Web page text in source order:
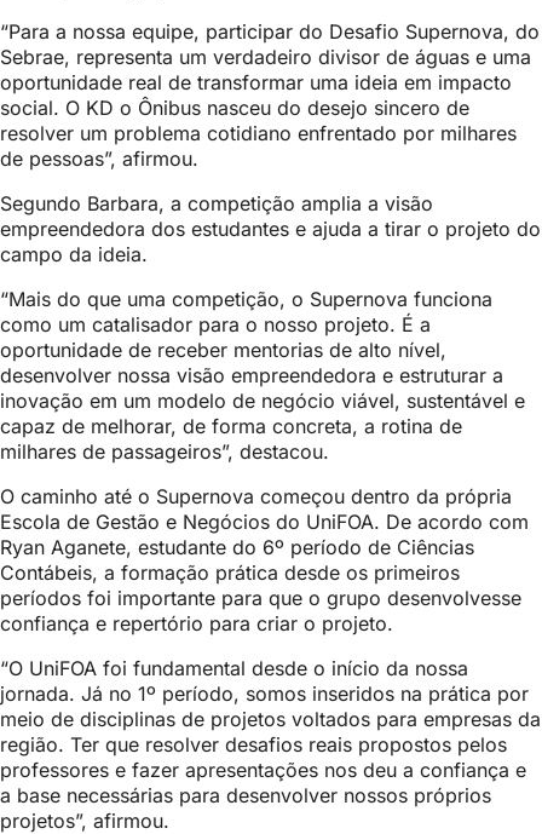
“Para a nossa equipe, participar do Desafio Supernova, do
Sebrae, representa um verdadeiro divisor de águas e uma
oportunidade real de transformar uma ideia em impacto
social. O KD o Ônibus nasceu do desejo sincero de
resolver um problema cotidiano enfrentado por milhares
de pessoas”, afirmou.
Segundo Barbara, a competição amplia a visão
empreendedora dos estudantes e ajuda a tirar o projeto do
campo da ideia.
“Mais do que uma competição, o Supernova funciona
como um catalisador para o nosso projeto. É a
oportunidade de receber mentorias de alto nível,
desenvolver nossa visão empreendedora e estruturar a
inovação em um modelo de negócio viável, sustentável e
capaz de melhorar, de forma concreta, a rotina de
milhares de passageiros”, destacou.
O caminho até o Supernova começou dentro da própria
Escola de Gestão e Negócios do UniFOA. De acordo com
Ryan Aganete, estudante do 6º período de Ciências
Contábeis, a formação prática desde os primeiros
períodos foi importante para que o grupo desenvolvesse
confiança e repertório para criar o projeto.
“O UniFOA foi fundamental desde o início da nossa
jornada. Já no 1º período, somos inseridos na prática por
meio de disciplinas de projetos voltados para empresas da
região. Ter que resolver desafios reais propostos pelos
professores e fazer apresentações nos deu a confiança e
a base necessárias para desenvolver nossos próprios
projetos”, afirmou.